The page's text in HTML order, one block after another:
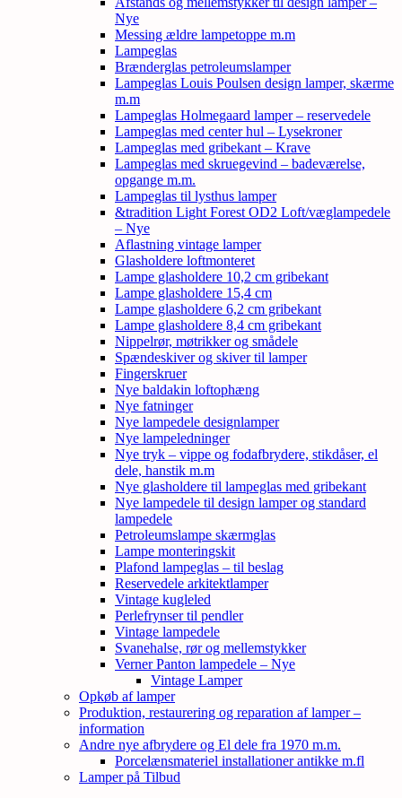
Nye
Messing ældre lampetoppe m.m
Lampeglas
Brænderglas petroleumslamper
Lampeglas Louis Poulsen design lamper, skærme
m.m
Lampeglas Holmegaard lamper – reservedele
Lampeglas med center hul – Lysekroner
Lampeglas med gribekant – Krave
Lampeglas med skruegevind – badeværelse,
opgange m.m.
Lampeglas til lysthus lamper
&tradition Light Forest OD2 Loft/væglampedele
– Nye
Aflastning vintage lamper
Glasholdere loftmonteret
Lampe glasholdere 10,2 cm gribekant
Lampe glasholdere 15,4 cm
Lampe glasholdere 6,2 cm gribekant
Lampe glasholdere 8,4 cm gribekant
Nippelrør, møtrikker og smådele
Spændeskiver og skiver til lamper
Fingerskruer
Nye baldakin loftophæng
Nye fatninger
Nye lampedele designlamper
Nye lampeledninger
Nye tryk – vippe og fodafbrydere, stikdåser, el
dele, hanstik m.m
Nye glasholdere til lampeglas med gribekant
Nye lampedele til design lamper og standard
lampedele
Petroleumslampe skærmglas
Lampe monteringskit
Plafond lampeglas – til beslag
Reservedele arkitektlamper
Vintage kugleled
Perlefrynser til pendler
Vintage lampedele
Svanehalse, rør og mellemstykker
Verner Panton lampedele – Nye
Vintage Lamper
Opkøb af lamper
Produktion, restaurering og reparation af lamper –
information
Andre nye afbrydere og El dele fra 1970 m.m.
Porcelænsmateriel installationer antikke m.fl
Lamper på Tilbud